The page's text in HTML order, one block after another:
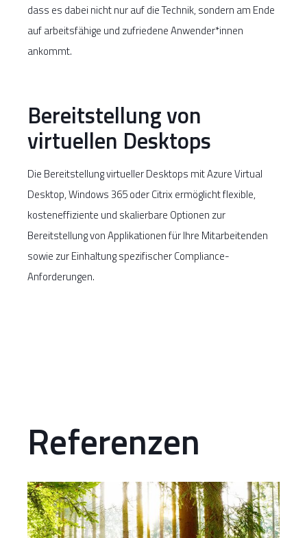
dass es dabei nicht nur auf die Technik, sondern am Ende
auf arbeitsfähige und zufriedene Anwender*innen
ankommt.
Bereitstellung von
virtuellen Desktops
Die Bereitstellung virtueller Desktops mit Azure Virtual
Desktop, Windows 365 oder Citrix ermöglicht flexible,
kosteneffiziente und skalierbare Optionen zur
Bereitstellung von Applikationen für Ihre Mitarbeitenden
sowie zur Einhaltung spezifischer Compliance-
Anforderungen.
Referenzen